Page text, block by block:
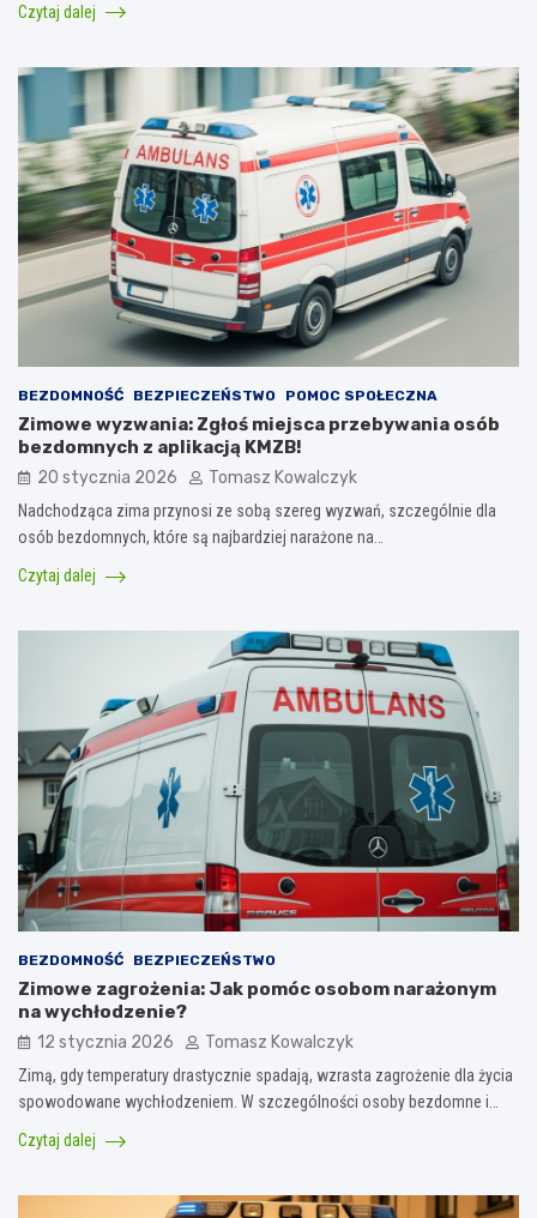
Czytaj dalej
BEZDOMNOŚĆ BEZPIECZEŃSTWO POMOC SPOŁECZNA
Zimowe wyzwania: Zgłoś miejsca przebywania osób
bezdomnych z aplikacją KMZB!
20 stycznia 2026 Tomasz Kowalczyk
Nadchodząca zima przynosi ze sobą szereg wyzwań, szczególnie dla
osób bezdomnych, które są najbardziej narażone na…
Czytaj dalej
BEZDOMNOŚĆ BEZPIECZEŃSTWO
Zimowe zagrożenia: Jak pomóc osobom narażonym
na wychłodzenie?
12 stycznia 2026 Tomasz Kowalczyk
Zimą, gdy temperatury drastycznie spadają, wzrasta zagrożenie dla życia
spowodowane wychłodzeniem. W szczególności osoby bezdomne i…
Czytaj dalej